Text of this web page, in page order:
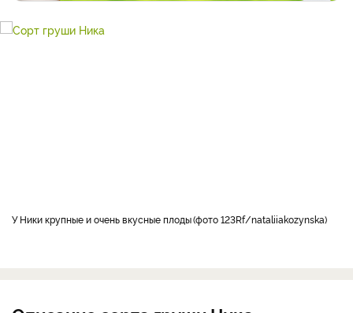
У Ники крупные и очень вкусные плоды фото 123Rf/nataliiakozynska